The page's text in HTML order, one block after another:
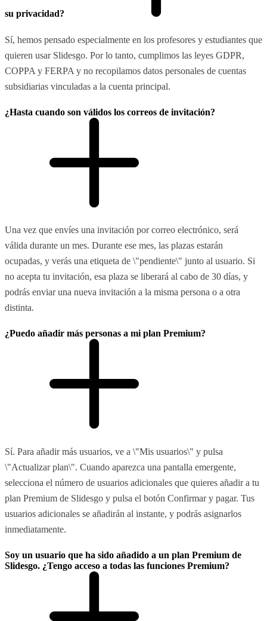
su privacidad?
Sí, hemos pensado especialmente en los profesores y estudiantes que
quieren usar Slidesgo. Por lo tanto, cumplimos las leyes GDPR,
COPPA y FERPA y no recopilamos datos personales de cuentas
subsidiarias vinculadas a la cuenta principal.
¿Hasta cuando son válidos los correos de invitación?
Una vez que envíes una invitación por correo electrónico, será
válida durante un mes. Durante ese mes, las plazas estarán
ocupadas, y verás una etiqueta de \"pendiente\" junto al usuario. Si
no acepta tu invitación, esa plaza se liberará al cabo de 30 días, y
podrás enviar una nueva invitación a la misma persona o a otra
distinta.
¿Puedo añadir más personas a mi plan Premium?
Sí. Para añadir más usuarios, ve a \"Mis usuarios\" y pulsa
\"Actualizar plan\". Cuando aparezca una pantalla emergente,
selecciona el número de usuarios adicionales que quieres añadir a tu
plan Premium de Slidesgo y pulsa el botón Confirmar y pagar. Tus
usuarios adicionales se añadirán al instante, y podrás asignarlos
inmediatamente.
Soy un usuario que ha sido añadido a un plan Premium de
Slidesgo. ¿Tengo acceso a todas las funciones Premium?